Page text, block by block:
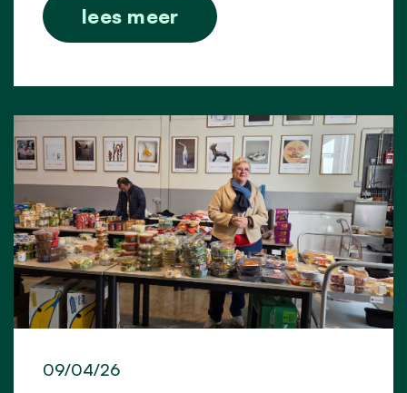
lees meer
09/04/26